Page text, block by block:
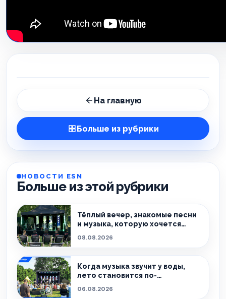
На главную
Больше из рубрики
НОВОСТИ ESN
Больше из этой рубрики
Тёплый вечер, знакомые песни
и музыка, которую хочется
08.08.2026
Когда музыка звучит у воды,
лето становится по-
06.08.2026